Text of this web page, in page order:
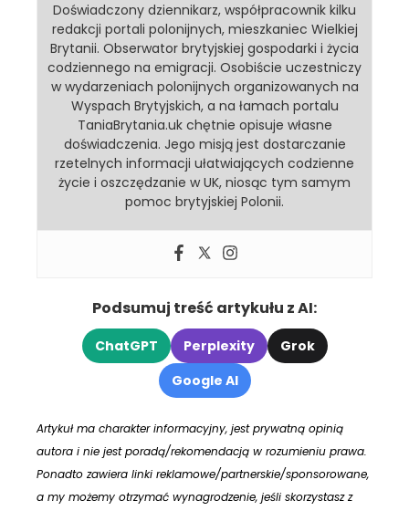
Doświadczony dziennikarz, współpracownik kilku
redakcji portali polonijnych, mieszkaniec Wielkiej
Brytanii. Obserwator brytyjskiej gospodarki i życia
codziennego na emigracji. Osobiście uczestniczy
w wydarzeniach polonijnych organizowanych na
Wyspach Brytyjskich, a na łamach portalu
TaniaBrytania.uk chętnie opisuje własne
doświadczenia. Jego misją jest dostarczanie
rzetelnych informacji ułatwiających codzienne
życie i oszczędzanie w UK, niosąc tym samym
pomoc brytyjskiej Polonii.
Podsumuj treść artykułu z AI:
ChatGPT Perplexity
Grok
Google AI
Artykuł ma charakter informacyjny, jest prywatną opinią
autora i nie jest poradą/rekomendacją w rozumieniu prawa.
Ponadto zawiera linki reklamowe/partnerskie/sponsorowane,
a my możemy otrzymać wynagrodzenie, jeśli skorzystasz z